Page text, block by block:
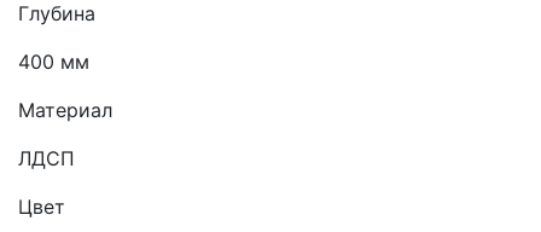
Глубина
400 мм
Материал
ЛДСП
Цвет